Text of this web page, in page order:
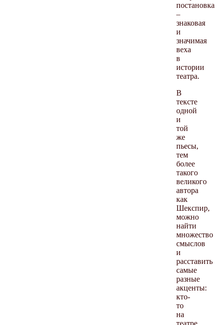
постановка
–
знаковая
и
значимая
веха
в
истории
театра.
В
тексте
одной
и
той
же
пьесы,
тем
более
такого
великого
автора
как
Шекспир,
можно
найти
множество
смыслов
и
расставить
самые
разные
акценты:
кто-
то
на
театре